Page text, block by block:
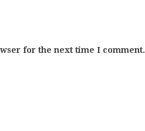
for the next time I comment.